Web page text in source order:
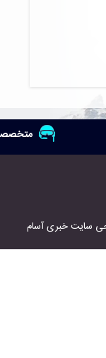
سایت خبری آسام